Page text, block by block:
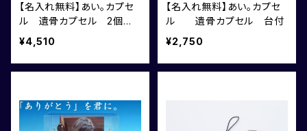
【名入れ無料】あい。カプセ
ル 遺骨カプセル 2個
組 お得なセット割引
¥4,510
【名入れ無料】あい。カプセ
ル 遺骨カプセル 台付
¥2,750